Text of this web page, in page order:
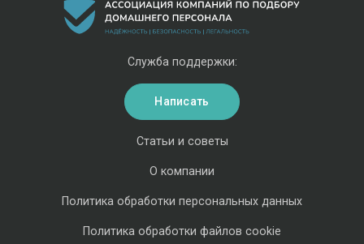
Статьи и советы
О компании
Политика обработки персональных данных
Политика обработки файлов cookie
Служба поддержки:
Написать